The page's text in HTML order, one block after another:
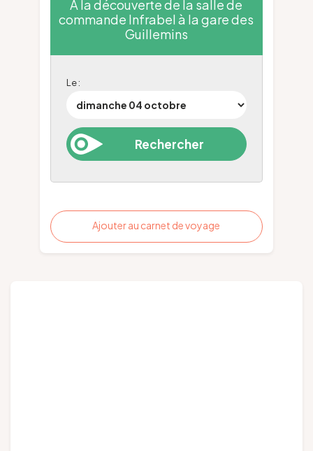
À la découverte de la salle de
commande Infrabel à la gare des
Guillemins
Le :
Ajouter au carnet de voyage